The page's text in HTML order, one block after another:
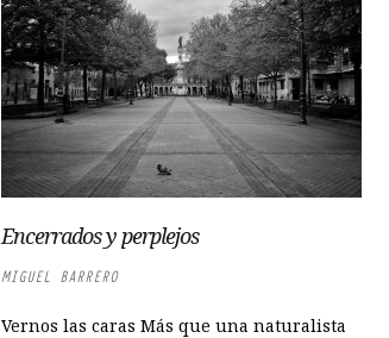
Encerrados y perplejos
MIGUEL BARRERO
Vernos las caras Más que una naturalista